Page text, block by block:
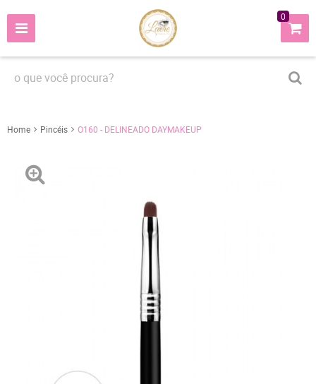
0
Home Pincéis O160 - DELINEADO DAYMAKEUP